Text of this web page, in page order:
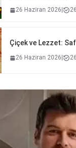
26 Haziran 2026
Çiçek ve Lezzet:
26 Haziran 2026